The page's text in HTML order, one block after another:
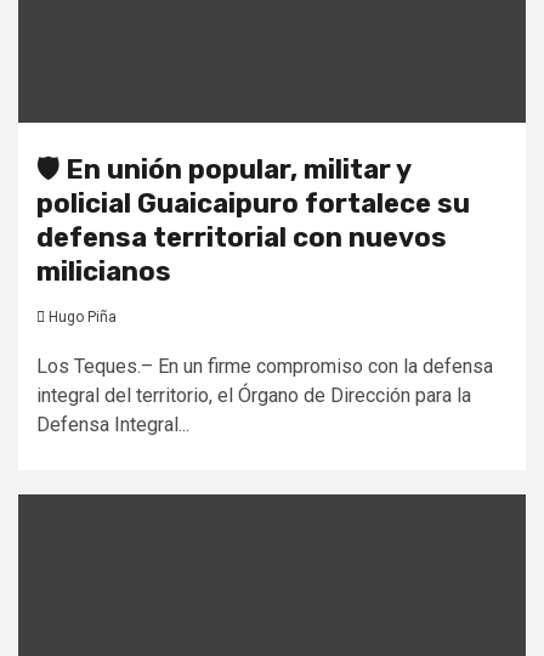
🛡️ En unión popular, militar y
policial Guaicaipuro fortalece su
defensa territorial con nuevos
milicianos
Hugo Piña
Los Teques.– En un firme compromiso con la defensa
integral del territorio, el Órgano de Dirección para la
Defensa Integral...